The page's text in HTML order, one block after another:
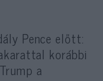
Pence előtt:
korábbi
a